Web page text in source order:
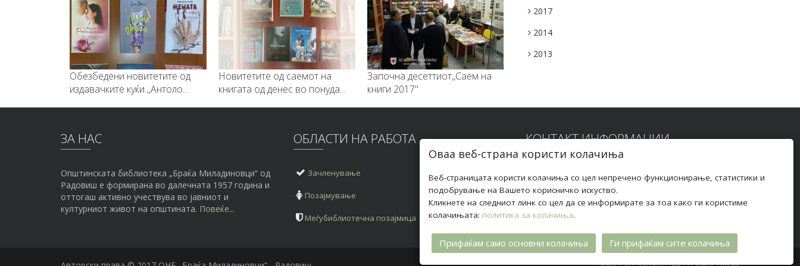
Обезбедени новитетите од
издавачките куќи ,,Антоло...
Новитетите од саемот на
книгата од денес во понуда...
Започна десеттиот,,Саем на
книги 2017"
2017
2014
2013
ЗА НАС
Општинската библиотека „Браќа Миладиновци“ од
Радовиш е формирана во далечната 1957 година и
оттогаш активно учествува во јавниот и
културниот живот на општината. Повеќе...
ОБЛАСТИ НА РАБОТА
Зачленување
Позајмување
Меѓубиблиотечна позајмица
КОНТАКТ ИНФОРМАЦИИ
ул. „Илинденска" бб, 2420 Радовиш
Телефон: 389 (0)32 630 028
Е-пошта:biblioteka@bibliotekaradovis.org.mk
Оваа веб-страна користи колачиња
Веб-страницата користи колачиња со цел непречено функционирање, статистики и
подобрување на Вашето корисничко искуство.
Кликнете на следниот линк со цел да се информирате за тоа како ги користиме
колачињата: политика за колачиња.
Прифаќам само основни колачиња Ги прифаќам сите колачиња